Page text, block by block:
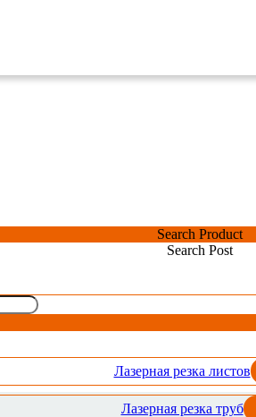
Search Product
Search Post
Лазерная резка листов
Лазерная резка труб